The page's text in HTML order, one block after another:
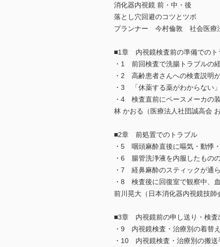
消化器内視鏡 前・中・後
落とし穴回避のコツとツボ
プランナー 今村倫敦 社会医療
■1章 内視鏡検査前の準備でのト
・1 前回検査で洗腸トラブルの
・2 高齢患者さんへの検査説明
・3 「休薬する薬がわからない
・4 検査直前にペースメーカの
林 かおる（医療法人社団誠高会
■2章 前処置でのトラブル
・5 咽頭麻酔直後に嘔気・動悸
・6 腸管洗浄液を内服したもの
・7 経鼻麻酔のスティックが通
・8 検査後に回復室で観察中、
前川晃大（日本消化器内視鏡技師
■3章 内視鏡前の申し送り・検査
・9 内視鏡検査・治療別の着替
・10 内視鏡検査・治療別の搬